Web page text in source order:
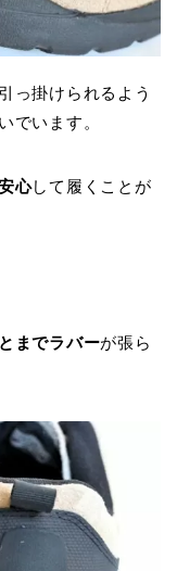
っ掛けられるよう
でいます。
心して履くことが
までラバーが張ら